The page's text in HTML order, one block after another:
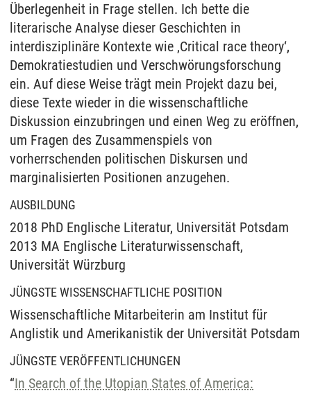
Überlegenheit in Frage stellen. Ich bette die
literarische Analyse dieser Geschichten in
interdisziplinäre Kontexte wie ‚Critical race theory‘,
Demokratiestudien und Verschwörungsforschung
ein. Auf diese Weise trägt mein Projekt dazu bei,
diese Texte wieder in die wissenschaftliche
Diskussion einzubringen und einen Weg zu eröffnen,
um Fragen des Zusammenspiels von
vorherrschenden politischen Diskursen und
marginalisierten Positionen anzugehen.
AUSBILDUNG
2018 PhD Englische Literatur, Universität Potsdam
2013 MA Englische Literaturwissenschaft,
Universität Würzburg
JÜNGSTE WISSENSCHAFTLICHE POSITION
Wissenschaftliche Mitarbeiterin am Institut für
Anglistik und Amerikanistik der Universität Potsdam
JÜNGSTE VERÖFFENTLICHUNGEN
“In Search of the Utopian States of America: